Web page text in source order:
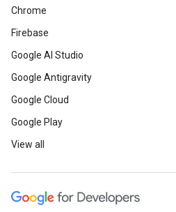
Chrome
Firebase
Google AI Studio
Google Antigravity
Google Cloud
Google Play
View all